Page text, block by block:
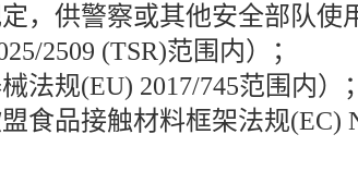
，供警察或其他安全部队使
2509 (TSR)范围内）；
法规(EU) 2017/745范围内）；
食品接触材料框架法规(EC)